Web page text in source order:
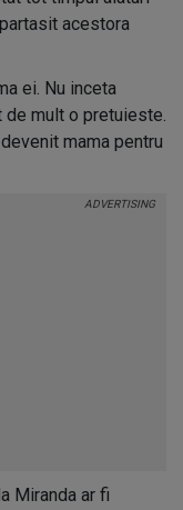
acestora
ei. Nu inceta
de mult o pretuieste.
mama pentru
Miranda ar fi